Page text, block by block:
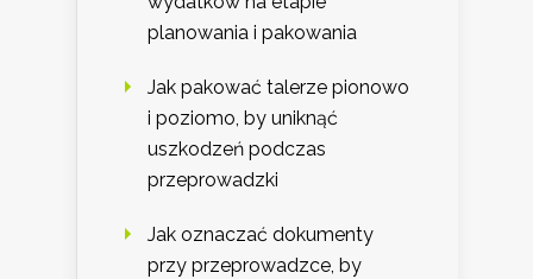
planowania i pakowania
Jak pakować talerze pionowo
i poziomo, by uniknąć
uszkodzeń podczas
przeprowadzki
Jak oznaczać dokumenty
przy przeprowadzce, by